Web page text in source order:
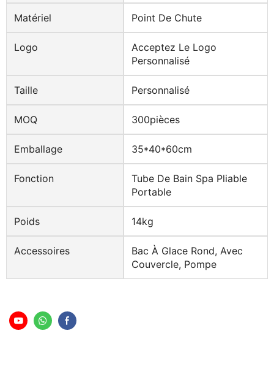
Matériel Point De Chute
Logo
Acceptez Le Logo
Personnalisé
Taille Personnalisé
MOQ 300pièces
Emballage 35*40*60cm
Fonction
Tube De Bain Spa Pliable
Portable
Poids 14kg
Accessoires
Bac À Glace Rond, Avec
Couvercle, Pompe